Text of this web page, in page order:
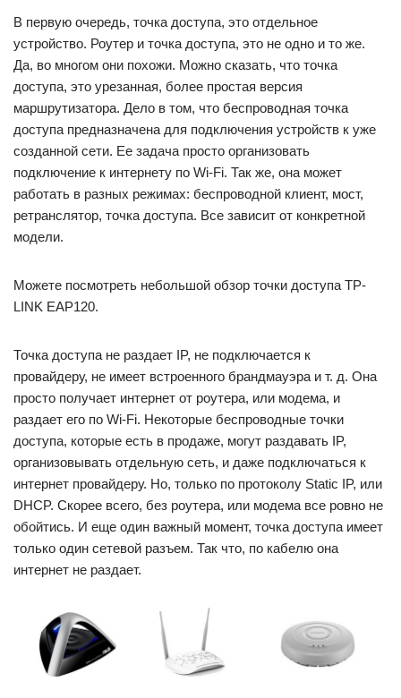
В первую очередь, точка доступа, это отдельное
устройство. Роутер и точка доступа, это не одно и то же.
Да, во многом они похожи. Можно сказать, что точка
доступа, это урезанная, более простая версия
маршрутизатора. Дело в том, что беспроводная точка
доступа предназначена для подключения устройств к уже
созданной сети. Ее задача просто организовать
подключение к интернету по Wi-Fi. Так же, она может
работать в разных режимах: беспроводной клиент, мост,
ретранслятор, точка доступа. Все зависит от конкретной
модели.
Можете посмотреть небольшой обзор точки доступа TP-
LINK EAP120.
Точка доступа не раздает IP, не подключается к
провайдеру, не имеет встроенного брандмауэра и т. д. Она
просто получает интернет от роутера, или модема, и
раздает его по Wi-Fi. Некоторые беспроводные точки
доступа, которые есть в продаже, могут раздавать IP,
организовывать отдельную сеть, и даже подключаться к
интернет провайдеру. Но, только по протоколу Static IP, или
DHCP. Скорее всего, без роутера, или модема все ровно не
обойтись. И еще один важный момент, точка доступа имеет
только один сетевой разъем. Так что, по кабелю она
интернет не раздает.